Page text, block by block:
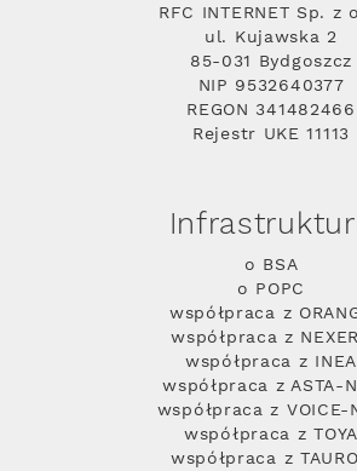
RFC INTERNET Sp. z
ul. Kujawska 2
85-031 Bydgoszcz
NIP 9532640377
REGON 341482466
Rejestr UKE 11113
o BSA
o POPC
współpraca z
współpraca z
współpraca z INEA
współpraca z ASTA-
współpraca z VOICE-
współpraca z TOYA
współpraca z